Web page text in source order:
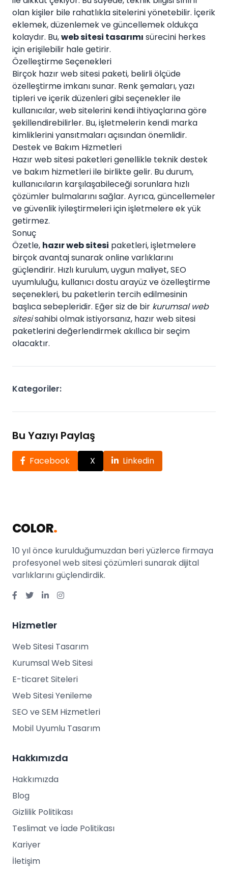
olan kişiler bile rahatlıkla sitelerini yönetebilir. İçerik
eklemek, düzenlemek ve güncellemek oldukça
kolaydır. Bu,web sitesi tasarımı sürecini herkes
için erişilebilir hale getirir.
Özelleştirme Seçenekleri
Birçok hazır web sitesi paketi, belirli ölçüde
özelleştirme imkanı sunar. Renk şemaları, yazı
tipleri ve içerik düzenleri gibi seçenekler ile
kullanıcılar, web sitelerini kendi ihtiyaçlarına göre
şekillendirebilirler. Bu, işletmelerin kendi marka
kimliklerini yansıtmaları açısından önemlidir.
Destek ve Bakım Hizmetleri
Hazır web sitesi paketleri genellikle teknik destek
ve bakım hizmetleri ile birlikte gelir. Bu durum,
kullanıcıların karşılaşabileceği sorunlara hızlı
çözümler bulmalarını sağlar. Ayrıca, güncellemeler
ve güvenlik iyileştirmeleri için işletmelere ek yük
getirmez.
Sonuç
Özetle, hazır web sitesi paketleri, işletmelere
birçok avantaj sunarak online varlıklarını
güçlendirir. Hızlı kurulum, uygun maliyet, SEO
uyumluluğu, kullanıcı dostu arayüz ve özelleştirme
seçenekleri, bu paketlerin tercih edilmesinin
başlıca sebepleridir. Eğer siz de bir kurumsal web
sitesisahibi olmak istiyorsanız, hazır web sitesi
paketlerini değerlendirmek akıllıca bir seçim
olacaktır.
Kategoriler:
Bu Yazıyı Paylaş
Facebook X Linkedin
COLOR.
10 yıl önce kurulduğumuzdan beri yüzlerce firmaya
profesyonel web sitesi çözümleri sunarak dijital
varlıklarını güçlendirdik.
Hizmetler
Web Sitesi Tasarım
Kurumsal Web Sitesi
E-ticaret Siteleri
Web Sitesi Yenileme
SEO ve SEM Hizmetleri
Mobil Uyumlu Tasarım
Hakkımızda
Hakkımızda
Blog
Gizlilik Politikası
Teslimat ve İade Politikası
Kariyer
İletişim